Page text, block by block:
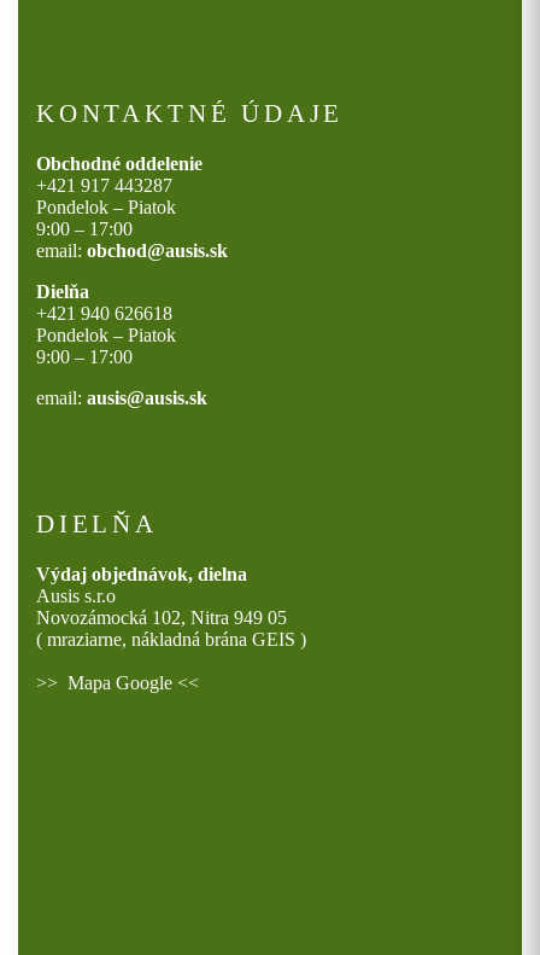
KONTAKTNÉ ÚDAJE
Obchodné oddelenie
+421 917 443287
Pondelok – Piatok
9:00 – 17:00
email: obchod@ausis.sk
Dielňa
+421 940 626618
Pondelok – Piatok
9:00 – 17:00
email: ausis@ausis.sk
DIELŇA
Výdaj objednávok, dielna
Ausis s.r.o
Novozámocká 102, Nitra 949 05
( mraziarne, nákladná brána GEIS )
>> Mapa Google <<